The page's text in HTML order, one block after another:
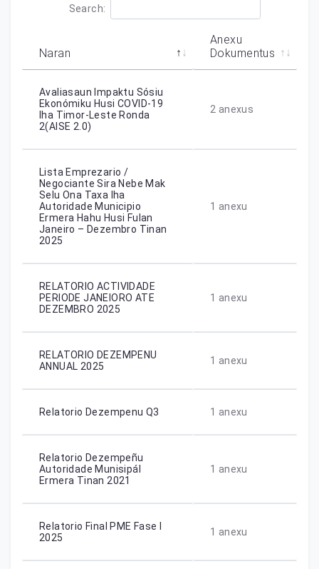
Search:
Naran
Anexu
Dokumentus
Avaliasaun Impaktu Sósiu
Ekonómiku Husi COVID-19
Iha Timor-Leste Ronda
2(AISE 2.0)
2 anexus
Lista Emprezario /
Negociante Sira Nebe Mak
Selu Ona Taxa Iha
Autoridade Municipio
Ermera Hahu Husi Fulan
Janeiro – Dezembro Tinan
2025
1 anexu
RELATORIO ACTIVIDADE
PERIODE JANEIORO ATE
DEZEMBRO 2025
1 anexu
RELATORIO DEZEMPENU
ANNUAL 2025
1 anexu
Relatorio Dezempenu Q3 1 anexu
Relatorio Dezempeñu
Autoridade Munisipál
Ermera Tinan 2021
1 anexu
Relatorio Final PME Fase I
2025
1 anexu